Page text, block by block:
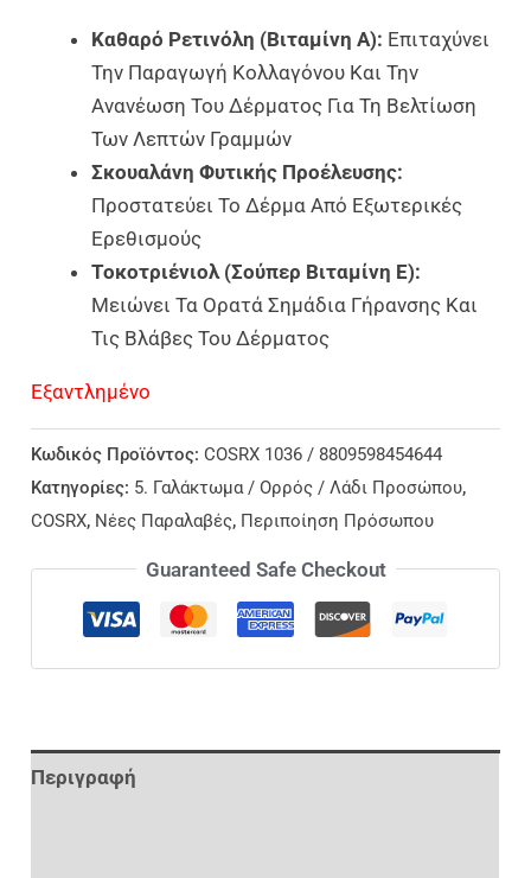
Καθαρό Ρετινόλη (Βιταμίνη Α): Επιταχύνει
Την Παραγωγή Κολλαγόνου Και Την
Ανανέωση Του Δέρματος Για Τη Βελτίωση
Των Λεπτών Γραμμών
Σκουαλάνη Φυτικής Προέλευσης:
Προστατεύει Το Δέρμα Από Εξωτερικές
Ερεθισμούς
Τοκοτριένιολ (Σούπερ Βιταμίνη Ε):
Μειώνει Τα Ορατά Σημάδια Γήρανσης Και
Τις Βλάβες Του Δέρματος
Εξαντλημένο
Κωδικός Προϊόντος:COSRX 1036 / 8809598454644
Κατηγορίες: 5. Γαλάκτωμα / Ορρός / Λάδι Προσώπου,
COSRX, Νέες Παραλαβές, Περιποίηση Πρόσωπου
Guaranteed Safe Checkout
Περιγραφή